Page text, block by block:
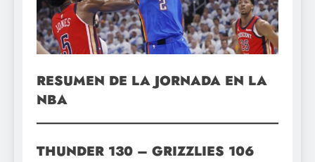
RESUMEN DE LA JORNADA EN LA
NBA
THUNDER 130 – GRIZZLIES 106